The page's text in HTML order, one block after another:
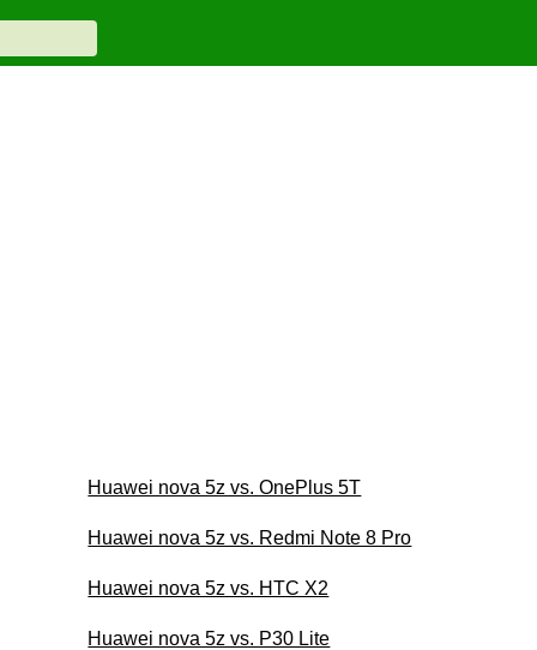
Huawei nova 5z vs. OnePlus 5T
Huawei nova 5z vs. Redmi Note 8 Pro
Huawei nova 5z vs. HTC X2
Huawei nova 5z vs. P30 Lite